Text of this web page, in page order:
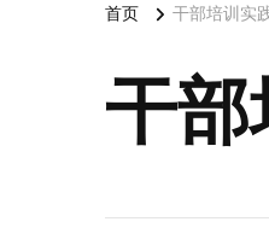
首页 干部培训实
干部